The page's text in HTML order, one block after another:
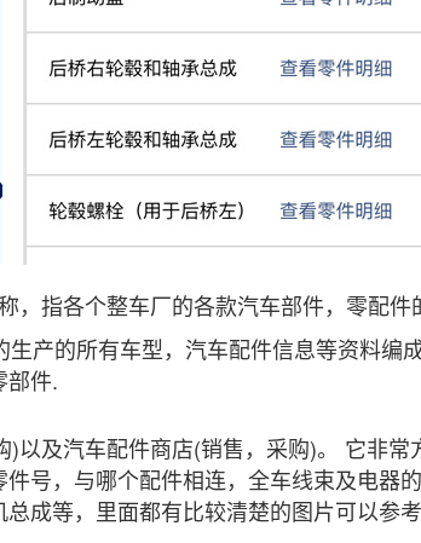
指各个整车厂的各款汽车部件，零配
产的所有车型，汽车配件信息等资料编
部件.
及汽车配件商店(销售，采购)。 它非
号，与哪个配件相连，全车线束及电器
成等，里面都有比较清楚的图片可以参